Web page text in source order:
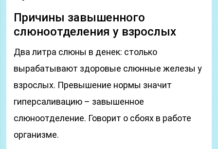
Причины завышенного
слюноотделения у взрослых
Два литра слюны в денек: столько
вырабатывают здоровые слюнные железы у
взрослых. Превышение нормы значит
гиперсаливацию – завышенное
слюноотделение. Говорит о сбоях в работе
организме.